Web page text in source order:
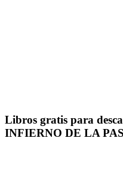
Libros gratis para
INFIERNO DE LA